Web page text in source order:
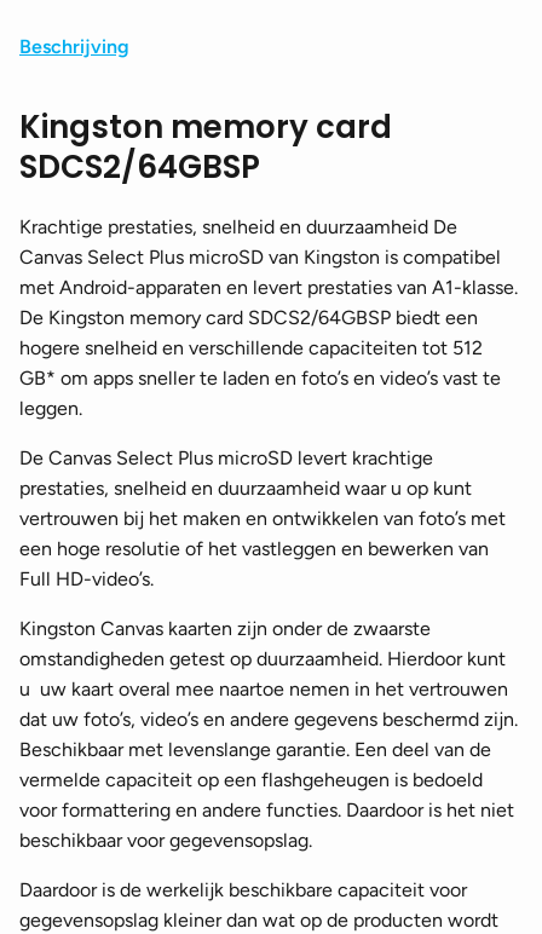
Beschrijving
Kingston memory card
SDCS2/64GBSP
Krachtige prestaties, snelheid en duurzaamheid De
Canvas Select Plus microSD van Kingston is compatibel
met Android-apparaten en levert prestaties van A1-klasse.
De Kingston memory card SDCS2/64GBSP biedt een
hogere snelheid en verschillende capaciteiten tot 512
GB* om apps sneller te laden en foto’s en video’s vast te
leggen.
De Canvas Select Plus microSD levert krachtige
prestaties, snelheid en duurzaamheid waar u op kunt
vertrouwen bij het maken en ontwikkelen van foto’s met
een hoge resolutie of het vastleggen en bewerken van
Full HD-video’s.
Kingston Canvas kaarten zijn onder de zwaarste
omstandigheden getest op duurzaamheid. Hierdoor kunt
u uw kaart overal mee naartoe nemen in het vertrouwen
dat uw foto’s, video’s en andere gegevens beschermd zijn.
Beschikbaar met levenslange garantie. Een deel van de
vermelde capaciteit op een flashgeheugen is bedoeld
voor formattering en andere functies. Daardoor is het niet
beschikbaar voor gegevensopslag.
Daardoor is de werkelijk beschikbare capaciteit voor
gegevensopslag kleiner dan wat op de producten wordt